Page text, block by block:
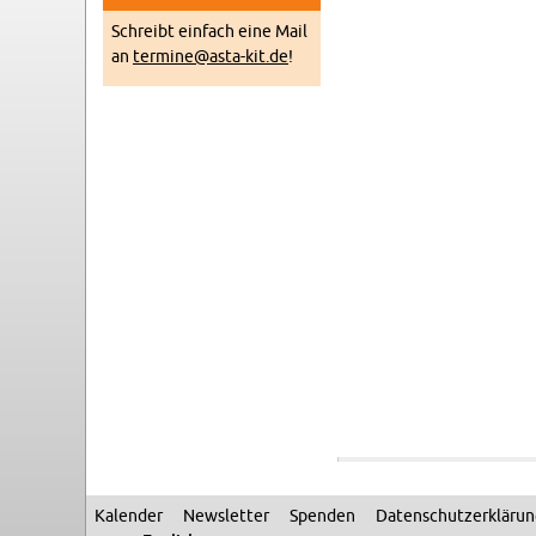
Schreibt ein­fach eine Mail
an termine@​asta-​kit.​de!
Kalen­der Newslet­ter Spenden